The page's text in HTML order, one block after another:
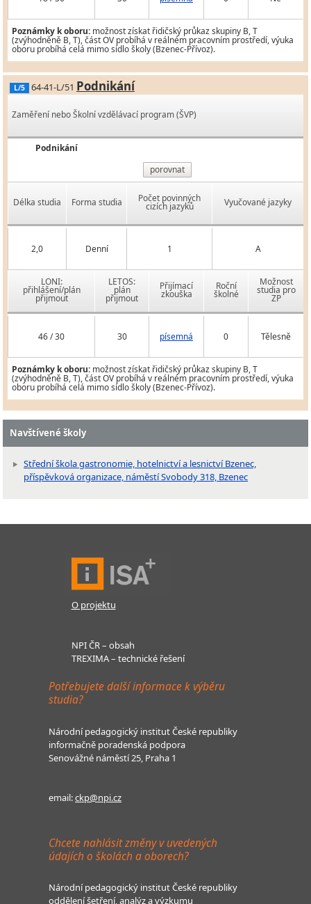
Poznámky k oboru: možnost získat řidičský průkaz skupiny B, T
(zvýhodněně B, T), část OV probíhá v reálném pracovním prostředí, výuka
oboru probíhá celá mimo sídlo školy (Bzenec-Přívoz).
L/5 64-41-L/51 Podnikání
Zaměření nebo Školní vzdělávací program (ŠVP)
Podnikání
porovnat
Délka studia Forma studia Počet povinných
cizích jazyků Vyučované jazyky
2,0 Denní 1 A
LONI:
přihlášení/plán
přijmout
LETOS:
plán
přijmout
Přijímací
zkouška
Roční
školné
Možnost
studia pro
ZP
46 / 30 30 písemná 0 Tělesně
Poznámky k oboru: možnost získat řidičský průkaz skupiny B, T
(zvýhodněně B, T), část OV probíhá v reálném pracovním prostředí, výuka
oboru probíhá celá mimo sídlo školy (Bzenec-Přívoz).
Navštívené školy
Střední škola gastronomie, hotelnictví a lesnictví Bzenec,
příspěvková organizace, náměstí Svobody 318, Bzenec
O projektu
NPI ČR – obsah
TREXIMA – technické řešení
Potřebujete další informace k výběru
studia?
Národní pedagogický institut České republiky
informačně poradenská podpora
Senovážné náměstí 25, Praha 1
email:ckp@npi.cz
Chcete nahlásit změny v uvedených
údajích o školách a oborech?
Národní pedagogický institut České republiky
oddělení šetření, analýz a výzkumu